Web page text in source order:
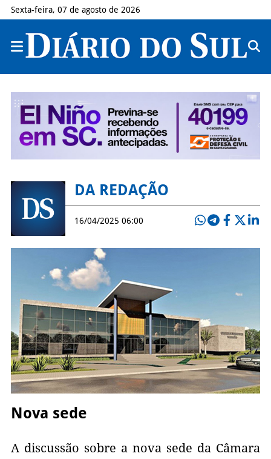
Sexta-feira, 07 de agosto de 2026
DA REDAÇÃO
16/04/2025 06:00
Nova sede
A discussão sobre a nova sede da Câmara